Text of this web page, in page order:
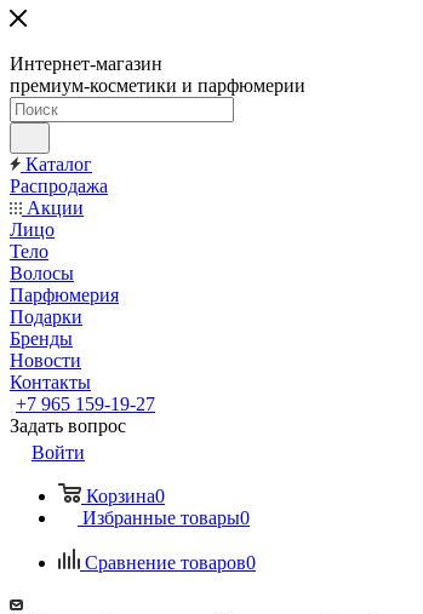
Интернет-магазин
премиум-косметики и парфюмерии
Каталог
Распродажа
Акции
Лицо
Тело
Волосы
Парфюмерия
Подарки
Бренды
Новости
Контакты
+7 965 159-19-27
Задать вопрос
Войти
Корзина0
Избранные товары0
Сравнение товаров0